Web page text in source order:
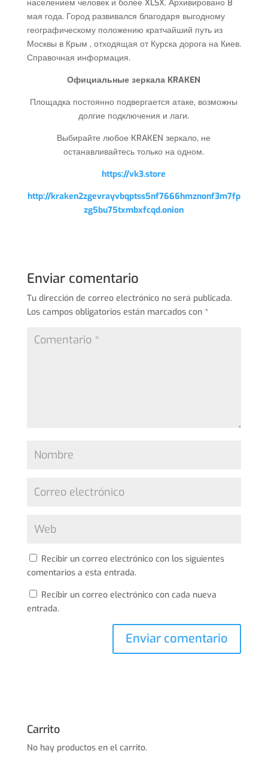
населением человек и более XLSX. Архивировано 8
мая года. Город развивался благодаря выгодному
географическому положению кратчайший путь из
Москвы в Крым , отходящая от Курска дорога на Киев.
Справочная информация.
Официальные зеркала KRAKEN
Площадка постоянно подвергается атаке, возможны
долгие подключения и лаги.
Выбирайте любое KRAKEN зеркало, не
останавливайтесь только на одном.
https://vk3.store
http://kraken2zgevrayvbqptss5nf7666hmznonf3m7fp
zg5bu75txmbxfcqd.onion
Enviar comentario
Tu dirección de correo electrónico no será publicada.
Los campos obligatorios están marcados con *
Recibir un correo electrónico con los siguientes
comentarios a esta entrada.
Recibir un correo electrónico con cada nueva
entrada.
Carrito
No hay productos en el carrito.